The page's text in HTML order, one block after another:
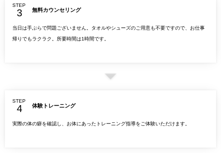
STEP
無料カウンセリング
当日は手ぶらで問題ございません。タオルやシューズのご用意も不要ですので、お仕事
帰りでもラクラク。所要時間は1時間です。
STEP
体験トレーニング
実際の体の癖を確認し、お体にあったトレーニング指導をご体験いただけます。